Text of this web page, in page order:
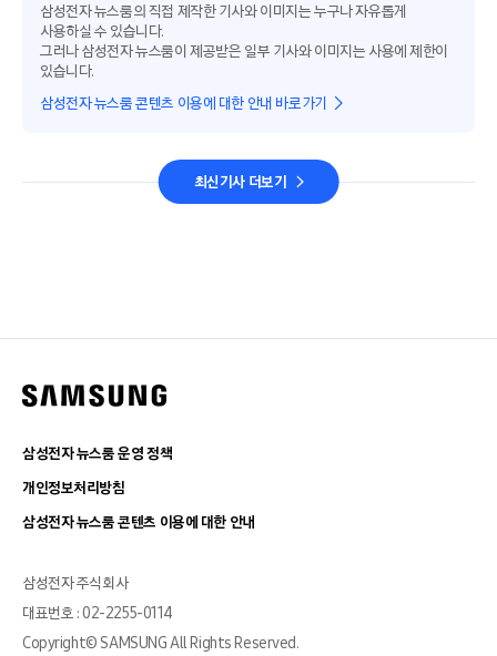
삼성전자 뉴스룸의 직접 제작한 기사와 이미지는 누구나 자유롭게
사용하실 수 있습니다.
그러나 삼성전자 뉴스룸이 제공받은 일부 기사와 이미지는 사용에 제한이
있습니다.
삼성전자 뉴스룸 콘텐츠 이용에 대한 안내 바로가기
최신기사 더보기
삼성전자 뉴스룸 운영 정책
개인정보처리방침
삼성전자 뉴스룸 콘텐츠 이용에 대한 안내
삼성전자 주식회사
대표번호 : 02-2255-0114
Copyright© SAMSUNG All Rights Reserved.